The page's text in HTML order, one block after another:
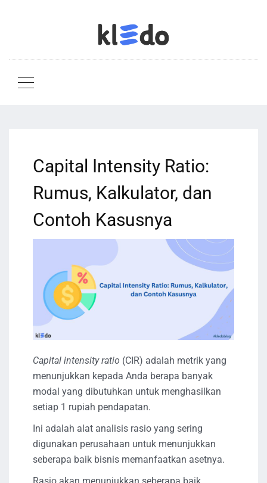
Capital Intensity Ratio:
Rumus, Kalkulator, dan
Contoh Kasusnya
Capital intensity ratio (CIR) adalah metrik yang
menunjukkan kepada Anda berapa banyak
modal yang dibutuhkan untuk menghasilkan
setiap 1 rupiah pendapatan.
Ini adalah alat analisis rasio yang sering
digunakan perusahaan untuk menunjukkan
seberapa baik bisnis memanfaatkan asetnya.